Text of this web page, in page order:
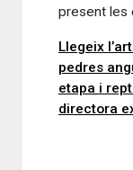
present les
Llegeix
pedres
etapa i
directora